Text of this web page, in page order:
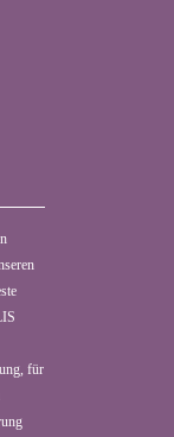
für